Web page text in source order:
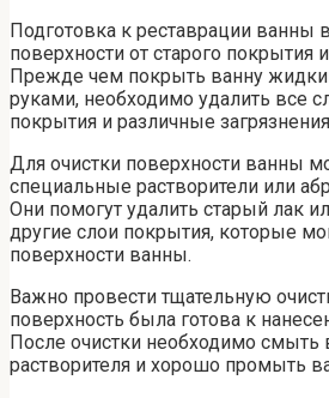
Подготовка к реставрации ванны
поверхности от старого покрытия
Прежде чем покрыть ванну
руками, необходимо удалить все
покрытия и различные
Для очистки поверхности ванны
специальные растворители или
Они помогут удалить старый лак
другие слои покрытия, которые
поверхности ванны.
Важно провести тщательную
поверхность была готова к
После очистки необходимо смыть
растворителя и хорошо промыть